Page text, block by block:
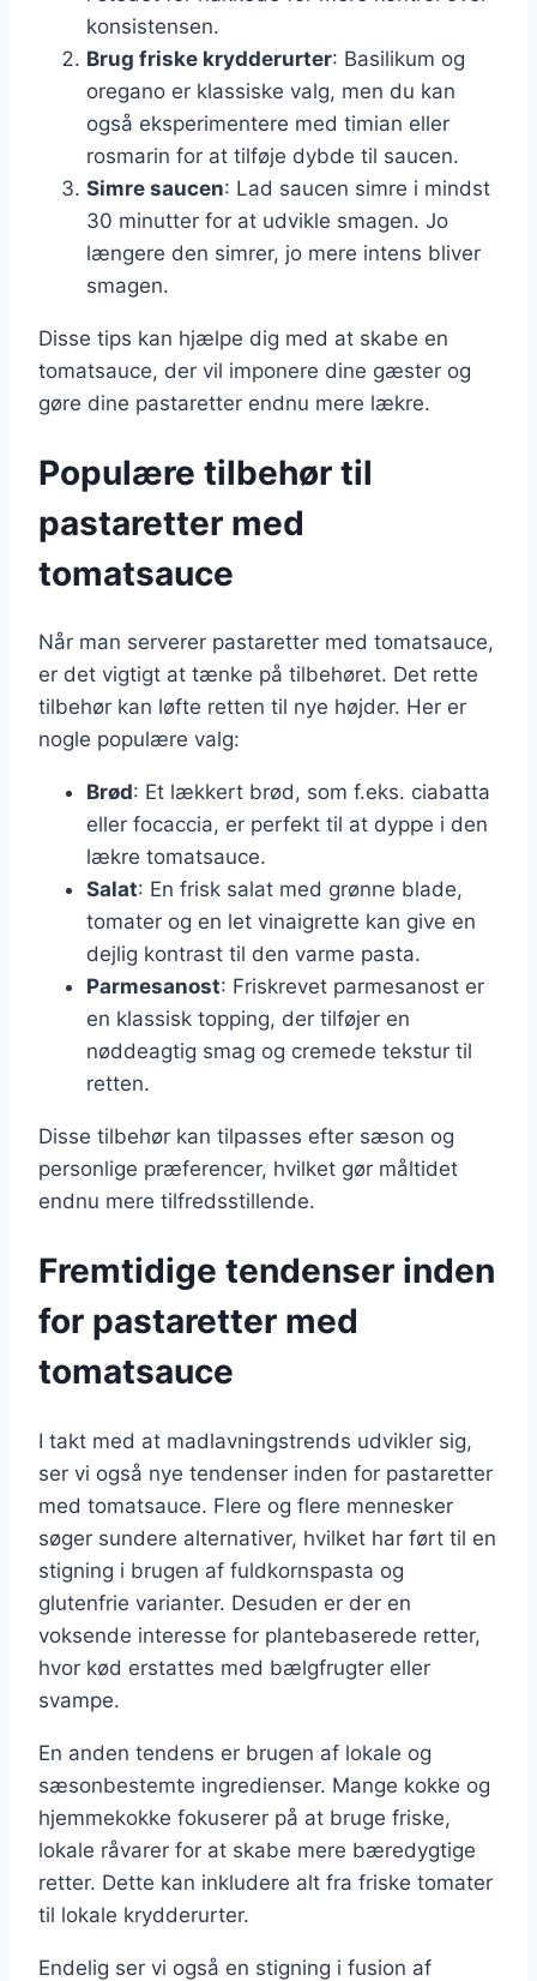
konsistensen.
Brug friske krydderurter: Basilikum og
oregano er klassiske valg, men du kan
også eksperimentere med timian eller
rosmarin for at tilføje dybde til saucen.
Simre saucen: Lad saucen simre i mindst
30 minutter for at udvikle smagen. Jo
længere den simrer, jo mere intens bliver
smagen.
Disse tips kan hjælpe dig med at skabe en
tomatsauce, der vil imponere dine gæster og
gøre dine pastaretter endnu mere lækre.
Populære tilbehør til
pastaretter med
tomatsauce
Når man serverer pastaretter med tomatsauce,
er det vigtigt at tænke på tilbehøret. Det rette
tilbehør kan løfte retten til nye højder. Her er
nogle populære valg:
Brød: Et lækkert brød, som f.eks. ciabatta
eller focaccia, er perfekt til at dyppe i den
lækre tomatsauce.
Salat: En frisk salat med grønne blade,
tomater og en let vinaigrette kan give en
dejlig kontrast til den varme pasta.
Parmesanost: Friskrevet parmesanost er
en klassisk topping, der tilføjer en
nøddeagtig smag og cremede tekstur til
retten.
Disse tilbehør kan tilpasses efter sæson og
personlige præferencer, hvilket gør måltidet
endnu mere tilfredsstillende.
Fremtidige tendenser inden
for pastaretter med
tomatsauce
I takt med at madlavningstrends udvikler sig,
ser vi også nye tendenser inden for pastaretter
med tomatsauce. Flere og flere mennesker
søger sundere alternativer, hvilket har ført til en
stigning i brugen af fuldkornspasta og
glutenfrie varianter. Desuden er der en
voksende interesse for plantebaserede retter,
hvor kød erstattes med bælgfrugter eller
svampe.
En anden tendens er brugen af lokale og
sæsonbestemte ingredienser. Mange kokke og
hjemmekokke fokuserer på at bruge friske,
lokale råvarer for at skabe mere bæredygtige
retter. Dette kan inkludere alt fra friske tomater
til lokale krydderurter.
Endelig ser vi også en stigning i fusion af